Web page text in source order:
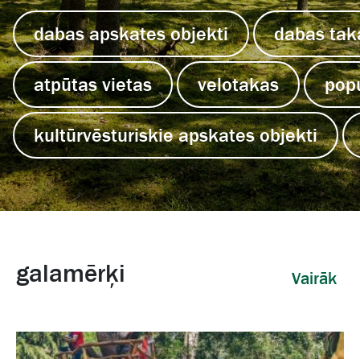
dabas apskates objekti dabas
atpūtas vietas velotakas
kultūrvēsturiskie apskates objekti
galamērķi Vairāk